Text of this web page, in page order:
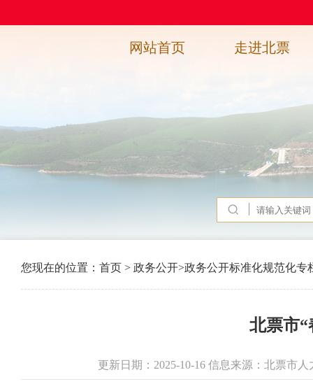
网站首页 走进北票
您现在的位置： 首页 > 政务公开>政务公开标准化规范化专
北票市
更新日期：2025-10-16 信息来源：北票市